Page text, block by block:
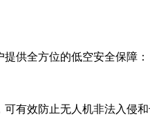
供全方位的低空安全保障：
有效防止无人机非法入侵和